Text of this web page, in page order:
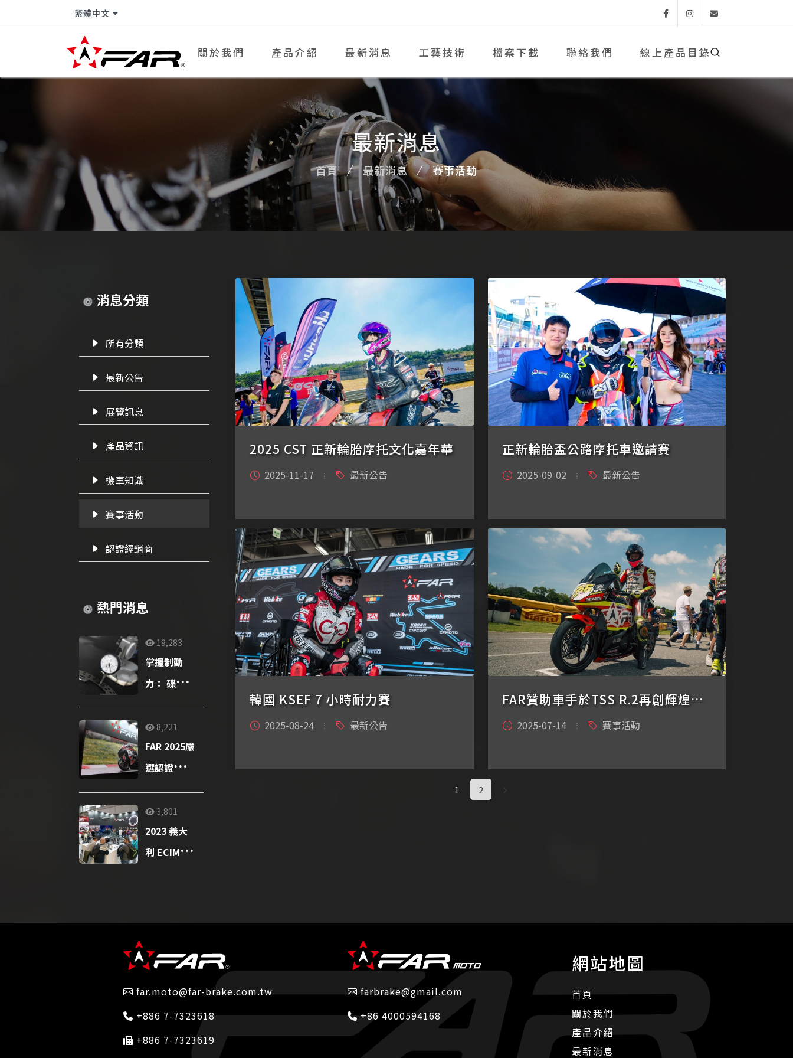
繁體中文 FacebookInstagram
關於我們 產品介紹 最新消息 工藝技術 檔案下載 聯絡我們 線上產品目錄
最新消息
首頁 最新消息 賽事活動
消息分類
所有分類
最新公告
展覽訊息
產品資訊
機車知識
賽事活動
認證經銷商
熱門消息
19,283
掌握制動
力： 碟盤多
久該更換？
8,221
FAR 2025嚴
選認證經銷
商
3,801
2023 義大
利 ECIMA
2025 CST 正新輪胎摩托文化嘉年華
2025-11-17 最新公告
正新輪胎盃公路摩托車邀請賽
2025-09-02 最新公告
韓國 KSEF 7 小時耐力賽
2025-08-24 最新公告
FAR贊助車手於TSS R.2再創輝煌戰績
2025-07-14 賽事活動
1 2
far.moto@far-brake.com.tw
+886 7-7323618
+886 7-7323619
farbrake@gmail.com
+86 4000594168
網站地圖
首頁
關於我們
產品介紹
最新消息